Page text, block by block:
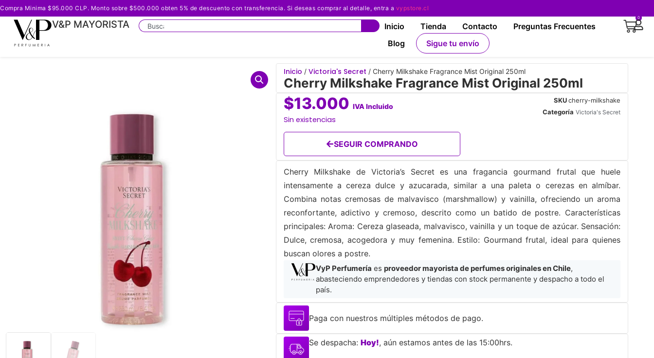
Compra Minima $95.000 CLP. Monto sobre $500.000 obten 5% de descuento con transferencia. Si deseas comprar al detalle, entra a vypstore.cl
V&P MAYORISTA Inicio Tienda Contacto
Preguntas Frecuentes
Blog
Sigue tu envío
0
Inicio / Victoria's Secret / Cherry Milkshake Fragrance Mist Original 250ml
Cherry Milkshake Fragrance Mist Original 250ml
$13.000 IVA Incluido
Sin existencias
SEGUIR COMPRANDO
SKUcherry-milkshake
Categoría Victoria's Secret
Cherry Milkshake de Victoria’s Secret es una fragancia gourmand frutal que huele
intensamente a cereza dulce y azucarada, similar a una paleta o cerezas en almíbar.
Combina notas cremosas de malvavisco (marshmallow) y vainilla, ofreciendo un aroma
reconfortante, adictivo y cremoso, descrito como un batido de postre. Características
principales: Aroma: Cereza glaseada, malvavisco, vainilla y un toque de azúcar. Sensación:
Dulce, cremosa, acogedora y muy femenina. Estilo: Gourmand frutal, ideal para quienes
buscan olores a postre.
VyP Perfumería es proveedor mayorista de perfumes originales en Chile,
abasteciendo emprendedores y tiendas con stock permanente y despacho a todo el
país.
Paga con nuestros múltiples métodos de pago.
Se despacha: Hoy!, aún estamos antes de las 15:00hrs.